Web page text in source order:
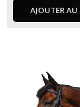
AJOUTER AU